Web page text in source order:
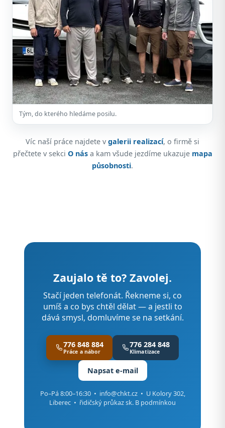
Tým, do kterého hledáme posilu.
Víc naší práce najdete v galerii realizací, o firmě si
přečtete v sekci O nása kam všude jezdíme ukazuje mapa
působnosti.
Zaujalo tě to? Zavolej.
Stačí jeden telefonát. Řekneme si, co
umíš a co bys chtěl dělat — a jestli to
dává smysl, domluvíme se na setkání.
776 848 884
Práce a nábor
776 284 848
Klimatizace
Napsat e-mail
Po–Pá 8:00–16:30 • info@chkt.cz• U Kolory 302,
Liberec • řidičský průkaz sk. B podmínkou